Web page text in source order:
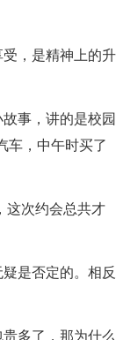
，是精神上的升
事，讲的是校园
车，中午时买了
这次约会总共才
是否定的。相反
多了，那为什么